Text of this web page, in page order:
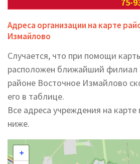
Адреса организации на карте
Измайлово
Случается, что при помощи
расположен ближайший филиал
районе Восточное Измайлово
его в таблице.
Все адреса учреждения на
ниже.
+